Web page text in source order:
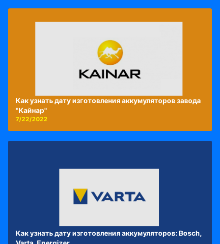
Как узнать дату изготовления аккумуляторов завода
"Кайнар"
7/22/2022
Как узнать дату изготовления аккумуляторов: Bosch,